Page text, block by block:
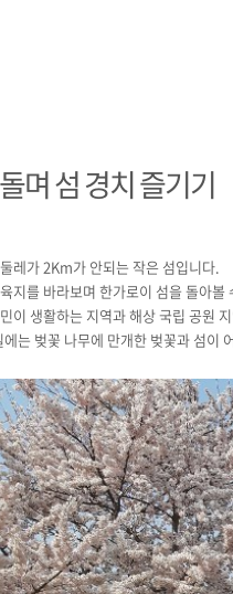
며 섬 경치 즐기기
레가 2Km가 안되는 작은 섬입니다.
지를 바라보며 한가로이 섬을 돌아볼
이 생활하는 지역과 해상 국립 공원
는 벚꽃 나무에 만개한 벚꽃과 섬이